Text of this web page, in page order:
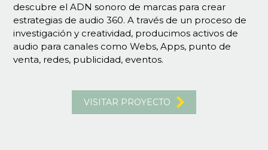
descubre el ADN sonoro de marcas para crear
estrategias de audio 360. A través de un proceso de
investigación y creatividad, producimos activos de
audio para canales como Webs, Apps, punto de
venta, redes, publicidad, eventos.
VISITAR PROYECTO